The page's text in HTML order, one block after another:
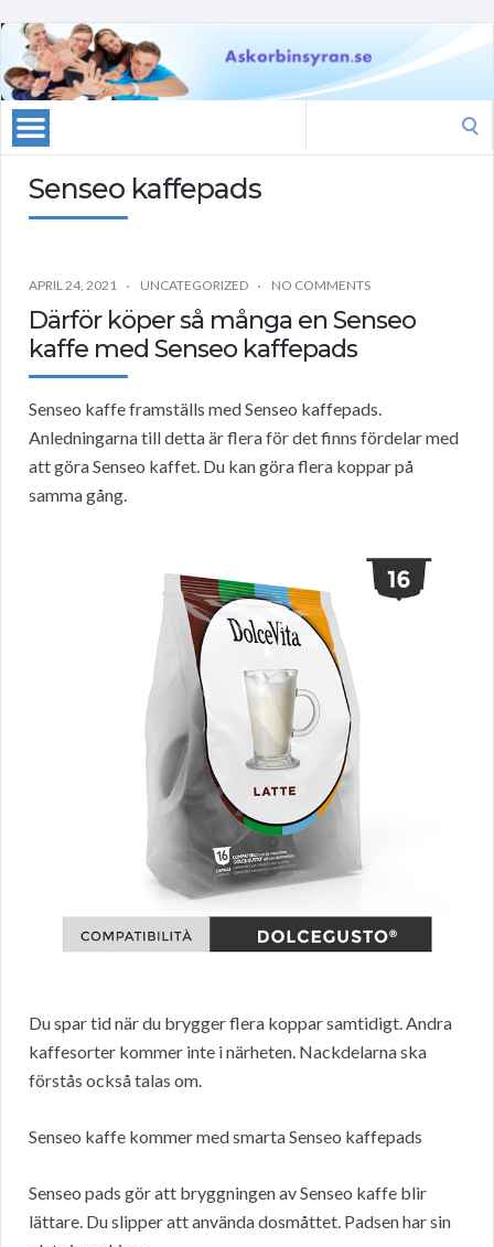
Senseo kaffepads
APRIL 24, 2021 UNCATEGORIZED NO COMMENTS
Därför köper så många en Senseo
kaffe med Senseo kaffepads
Senseo kaffe framställs med Senseo kaffepads.
Anledningarna till detta är flera för det finns fördelar med
att göra Senseo kaffet. Du kan göra flera koppar på
samma gång.
Du spar tid när du brygger flera koppar samtidigt. Andra
kaffesorter kommer inte i närheten. Nackdelarna ska
förstås också talas om.
Senseo kaffe kommer med smarta Senseo kaffepads
Senseo pads gör att bryggningen av Senseo kaffe blir
lättare. Du slipper att använda dosmåttet. Padsen har sin